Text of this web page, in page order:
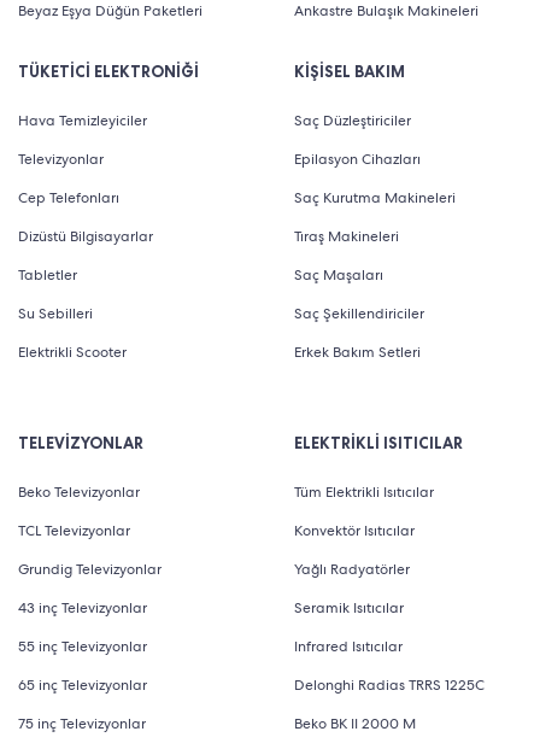
Beyaz Eşya Düğün Paketleri
TÜKETİCİ ELEKTRONİĞİ
Hava Temizleyiciler
Televizyonlar
Cep Telefonları
Dizüstü Bilgisayarlar
Tabletler
Su Sebilleri
Elektrikli Scooter
Ankastre Bulaşık Makineleri
KİŞİSEL BAKIM
Saç Düzleştiriciler
Epilasyon Cihazları
Saç Kurutma Makineleri
Tıraş Makineleri
Saç Maşaları
Saç Şekillendiriciler
Erkek Bakım Setleri
TELEVİZYONLAR
Beko Televizyonlar
TCL Televizyonlar
Grundig Televizyonlar
43 inç Televizyonlar
55 inç Televizyonlar
65 inç Televizyonlar
75 inç Televizyonlar
ELEKTRİKLİ ISITICILAR
Tüm Elektrikli Isıtıcılar
Konvektör Isıtıcılar
Yağlı Radyatörler
Seramik Isıtıcılar
Infrared Isıtıcılar
Delonghi Radias TRRS 1225C
Beko BK II 2000 M